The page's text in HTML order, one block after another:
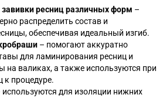
ресниц различных форм –
распределить состав и
обеспечивая идеальный изгиб.
– помогают аккуратно
для ламинирования ресниц и
на валиках, а также используются при
к процедуре.
используются для изоляции нижних